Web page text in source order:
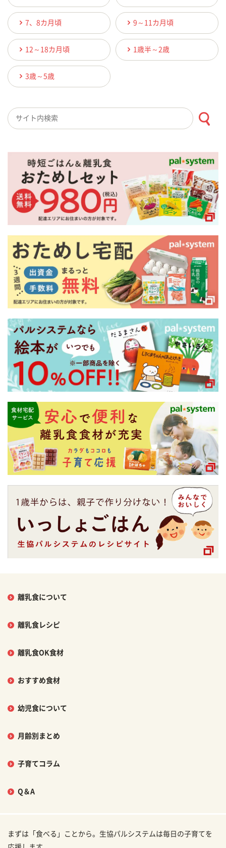
7、8カ月頃 9～11カ月頃
12～18カ月頃 1歳半～2歳
3歳～5歳
検索キーワード入力
離乳食について
離乳食レシピ
離乳食OK食材
おすすめ食材
幼児食について
月齢別まとめ
子育てコラム
Q＆A
まずは「食べる」ことから。生協パルシステムは毎日の子育てを